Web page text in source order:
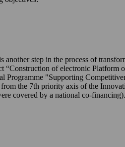
ie,
w sprawie ochrony osób
takich danych oraz
publiczne
step in the process of
“Construction of electronic Platform
"Supporting
the 7th priority axis of the
covered by a national co-